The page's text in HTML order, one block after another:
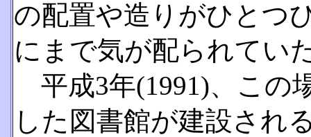
の配置や造りがひとつ
にまで気が配られてい
平成3年(1991)、この
した図書館が建設され